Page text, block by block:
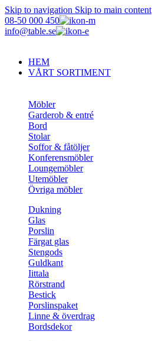
Skip to navigation Skip to main content
08-50 000 450
info@table.se
HEM
VÅRT SORTIMENT
Möbler
Garderob & entré
Bord
Stolar
Soffor & fåtöljer
Konferensmöbler
Loungemöbler
Utemöbler
Övriga möbler
Dukning
Glas
Porslin
Färgat glas
Stengods
Guldkant
Iittala
Rörstrand
Bestick
Porslinspaket
Linne & överdrag
Bordsdekor